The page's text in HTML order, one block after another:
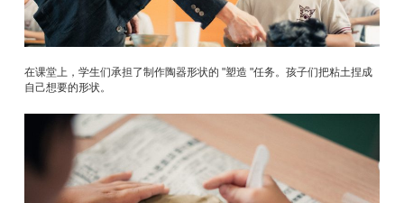
在课堂上，学生们承担了制作陶器形状的 "塑造 "任务。孩子们把粘土捏成
自己想要的形状。